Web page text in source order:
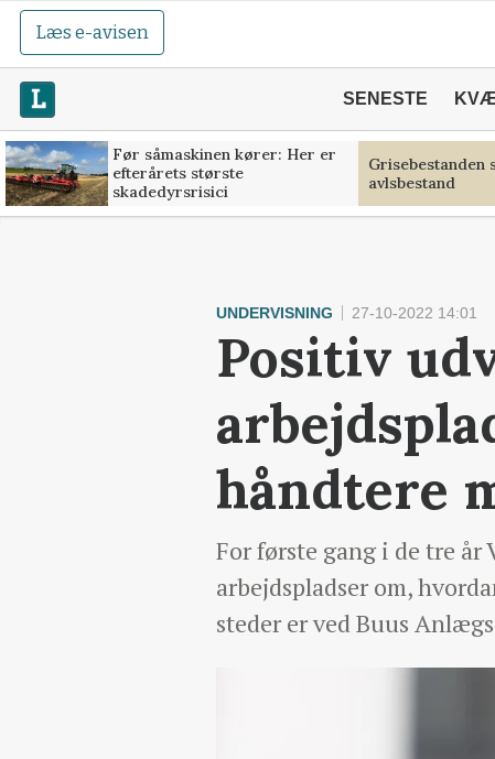
Læs e-avisen
SENESTE
Før såmaskinen kører: Her er
efterårets største
skadedyrsrisici
Grisebestanden
avlsbestand
UNDERVISNING 27-10-2022 14:01
Positiv
håndtere
For første gang i de tre år
arbejdspladser om,
steder er ved Buus